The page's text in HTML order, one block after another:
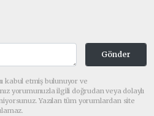
Gönder
kabul etmiş bulunuyor ve
yorumunuzla ilgili doğrudan veya dolaylı
Yazılan tüm yorumlardan site